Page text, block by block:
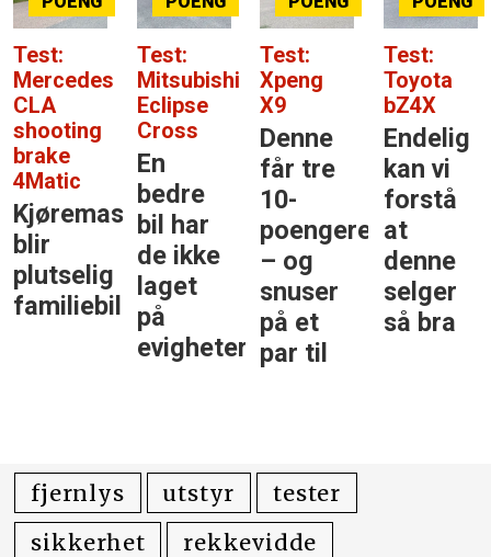
Test:
Mercedes
CLA
shooting
brake
4Matic
Kjøremaskinen
blir
plutselig
familiebil
Test:
Mitsubishi
Eclipse
Cross
En
bedre
bil har
de ikke
laget
på
evigheter
Test:
Xpeng
X9
Denne
får tre
10-
poengere
– og
snuser
på et
par til
Test:
Toyota
bZ4X
Endelig
kan vi
forstå
at
denne
selger
så bra
fjernlys utstyr
tester
sikkerhet
rekkevidde